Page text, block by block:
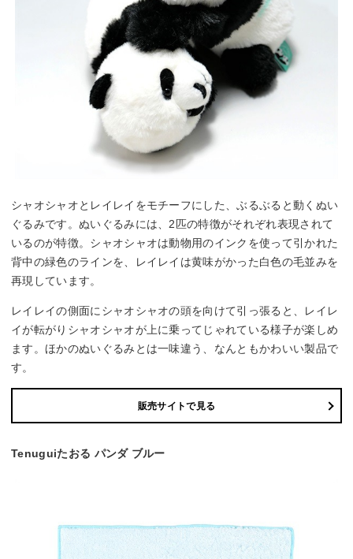
シャオシャオとレイレイをモチーフにした、ぶるぶると動くぬい
ぐるみです。ぬいぐるみには、2匹の特徴がそれぞれ表現されて
いるのが特徴。シャオシャオは動物用のインクを使って引かれた
背中の緑色のラインを、レイレイは黄味がかった白色の毛並みを
再現しています。
レイレイの側面にシャオシャオの頭を向けて引っ張ると、レイレ
イが転がりシャオシャオが上に乗ってじゃれている様子が楽しめ
ます。ほかのぬいぐるみとは一味違う、なんともかわいい製品で
す。
販売サイトで見る
Tenuguiたおる パンダ ブルー